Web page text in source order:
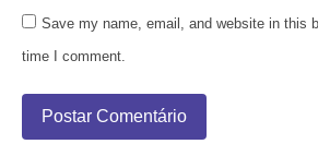
Save my name, email, and website in this
time I comment.
Postar Comentário